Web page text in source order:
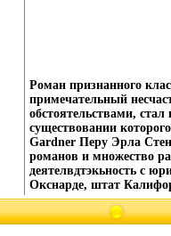
Роман признанного
примечательный
обстоятельствами,
существовании
Gardner Перу Эрла
романов и множество
деятелвдтэкьность с
Окснарде, штат